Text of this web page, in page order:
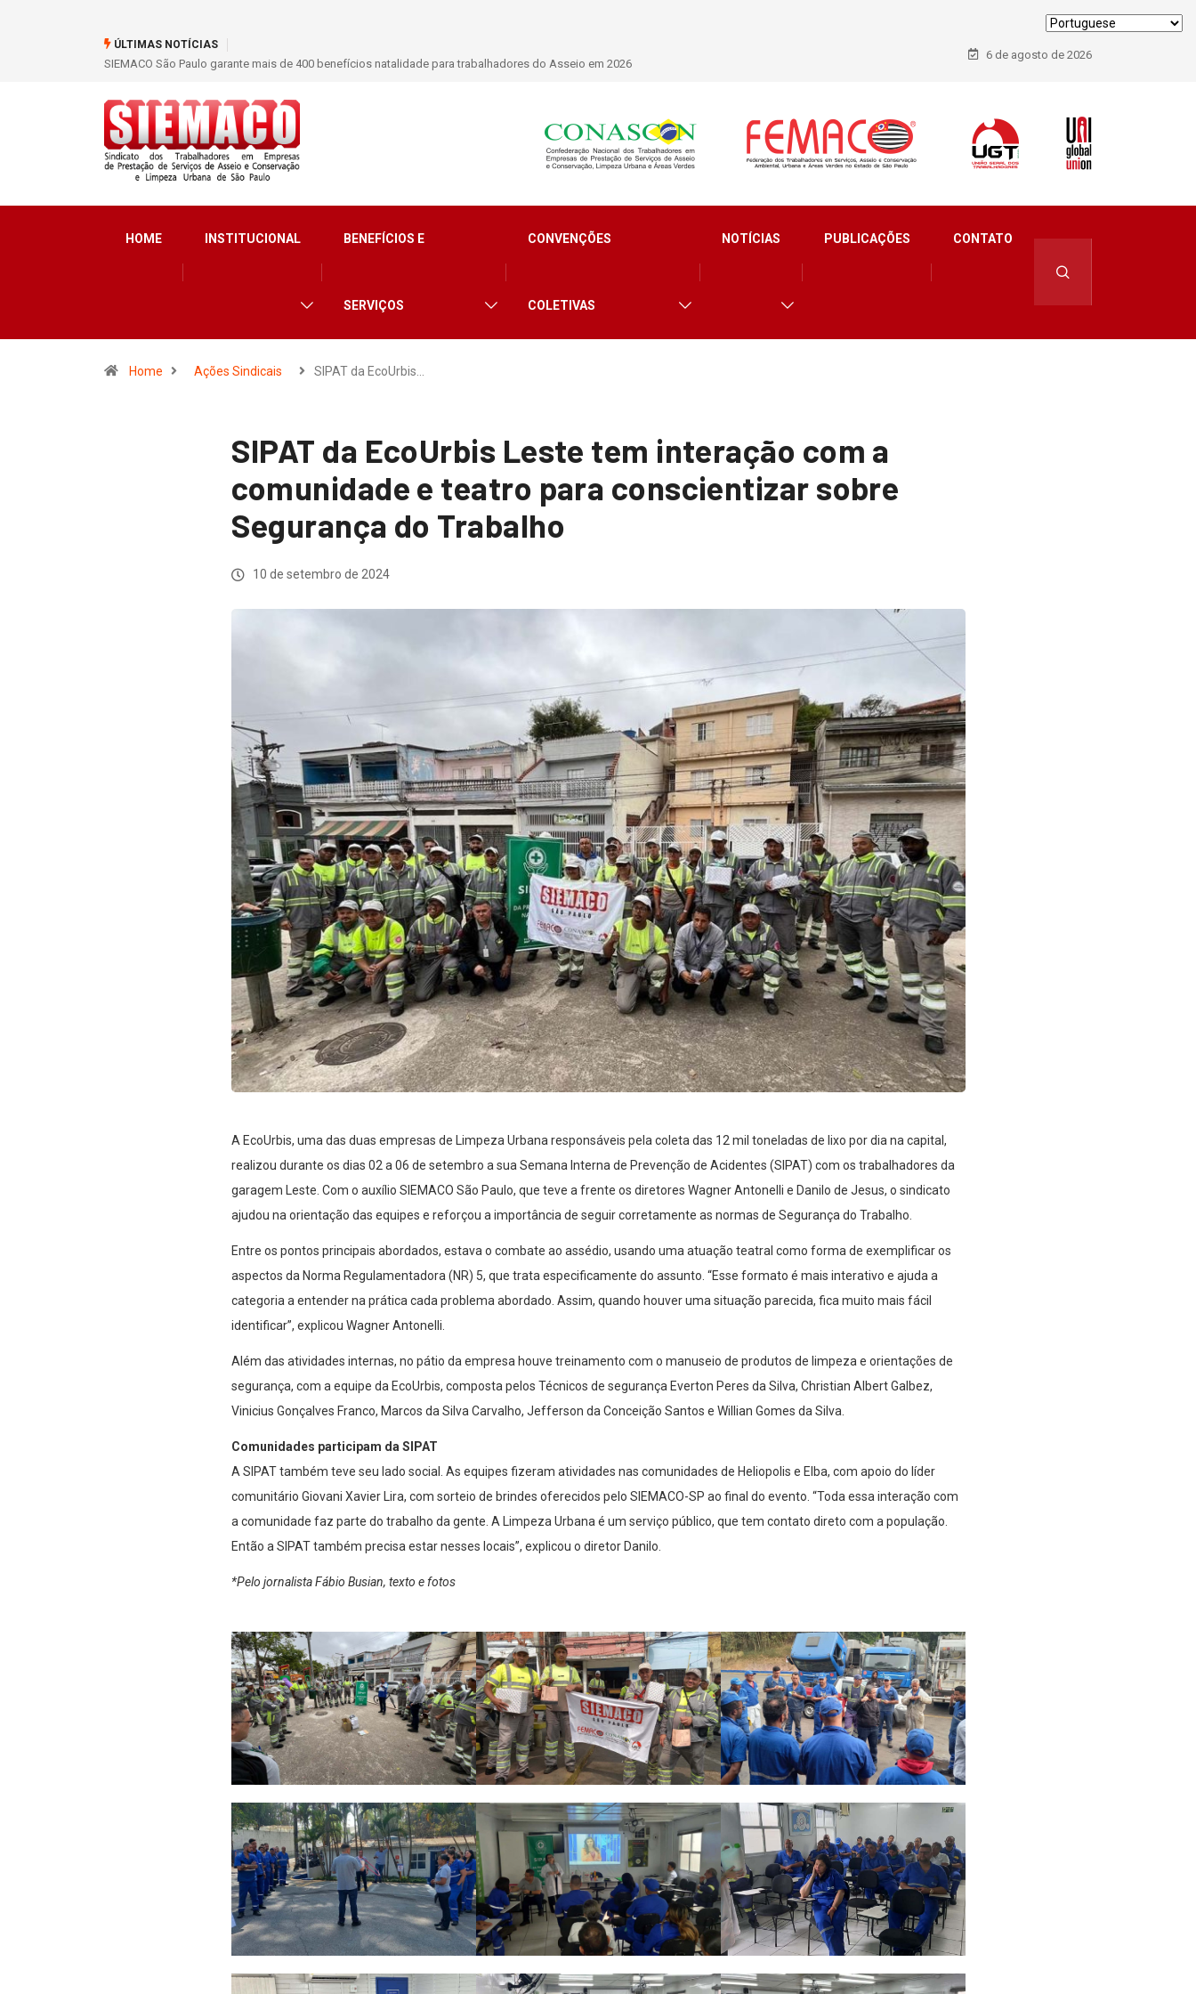
ÚLTIMAS NOTÍCIAS
SIEMACO São Paulo garante mais de 400 benefícios natalidade para trabalhadores do Asseio em 2026
6 de agosto de 2026
HOME INSTITUCIONAL BENEFÍCIOS E
SERVIÇOS
CONVENÇÕES
COLETIVAS
NOTÍCIAS PUBLICAÇÕES CONTATO
Home Ações Sindicais SIPAT da EcoUrbis…
SIPAT da EcoUrbis Leste tem interação com a
comunidade e teatro para conscientizar sobre
Segurança do Trabalho
10 de setembro de 2024
A EcoUrbis, uma das duas empresas de Limpeza Urbana responsáveis pela coleta das 12 mil toneladas de lixo por dia na capital,
realizou durante os dias 02 a 06 de setembro a sua Semana Interna de Prevenção de Acidentes (SIPAT) com os trabalhadores da
garagem Leste. Com o auxílio SIEMACO São Paulo, que teve a frente os diretores Wagner Antonelli e Danilo de Jesus, o sindicato
ajudou na orientação das equipes e reforçou a importância de seguir corretamente as normas de Segurança do Trabalho.
Entre os pontos principais abordados, estava o combate ao assédio, usando uma atuação teatral como forma de exemplificar os
aspectos da Norma Regulamentadora (NR) 5, que trata especificamente do assunto. “Esse formato é mais interativo e ajuda a
categoria a entender na prática cada problema abordado. Assim, quando houver uma situação parecida, fica muito mais fácil
identificar”, explicou Wagner Antonelli.
Além das atividades internas, no pátio da empresa houve treinamento com o manuseio de produtos de limpeza e orientações de
segurança, com a equipe da EcoUrbis, composta pelos Técnicos de segurança Everton Peres da Silva, Christian Albert Galbez,
Vinicius Gonçalves Franco, Marcos da Silva Carvalho, Jefferson da Conceição Santos e Willian Gomes da Silva.
Comunidades participam da SIPAT
A SIPAT também teve seu lado social. As equipes fizeram atividades nas comunidades de Heliopolis e Elba, com apoio do líder
comunitário Giovani Xavier Lira, com sorteio de brindes oferecidos pelo SIEMACO-SP ao final do evento. “Toda essa interação com
a comunidade faz parte do trabalho da gente. A Limpeza Urbana é um serviço público, que tem contato direto com a população.
Então a SIPAT também precisa estar nesses locais”, explicou o diretor Danilo.
*Pelo jornalista Fábio Busian, texto e fotos